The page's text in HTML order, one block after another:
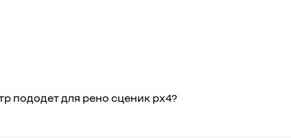
пододет для рено сценик рх4?